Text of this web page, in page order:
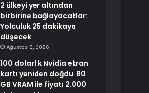
2 ülkeyi yer altından
birbirine bağlayacaklar:
Yolculuk 25 dakikaya
düşecek
Ağustos 8, 2026
100 dolarlık Nvidia ekran
kartı yeniden doğdu: 80
GB VRAM ile fiyatı 2.000